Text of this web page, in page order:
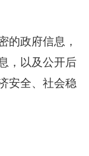
政府信息，
，以及公开后
安全、社会稳